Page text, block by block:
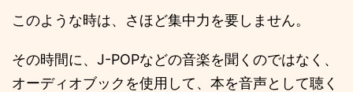
このような時は、さほど集中力を要しません。
その時間に、J-POPなどの音楽を聞くのではなく、
オーディオブックを使用して、本を音声として聴く